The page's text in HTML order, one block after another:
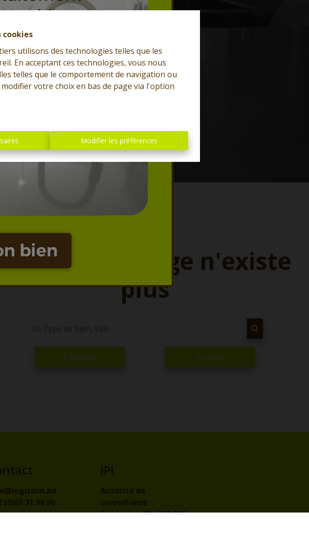
cookies
utilisons des technologies telles que les
En acceptant ces technologies, vous nous
telles que le comportement de navigation ou
votre choix en bas de page via l'option
Modifier les préférences
cette page n'existe
plus
À Vendre À Louer
(0)65 31 96 96
IPI
Autorité de
surveillance
Agréation IPI :509.959